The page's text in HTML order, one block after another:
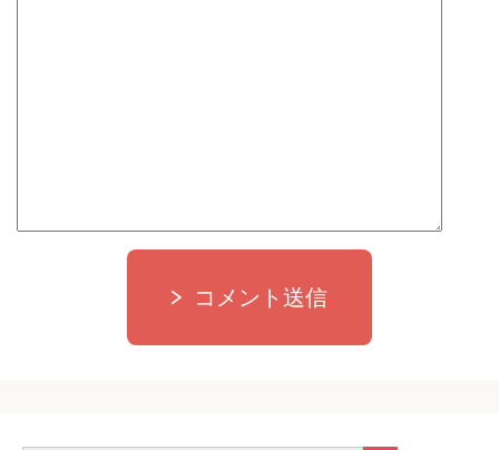
コメント送信